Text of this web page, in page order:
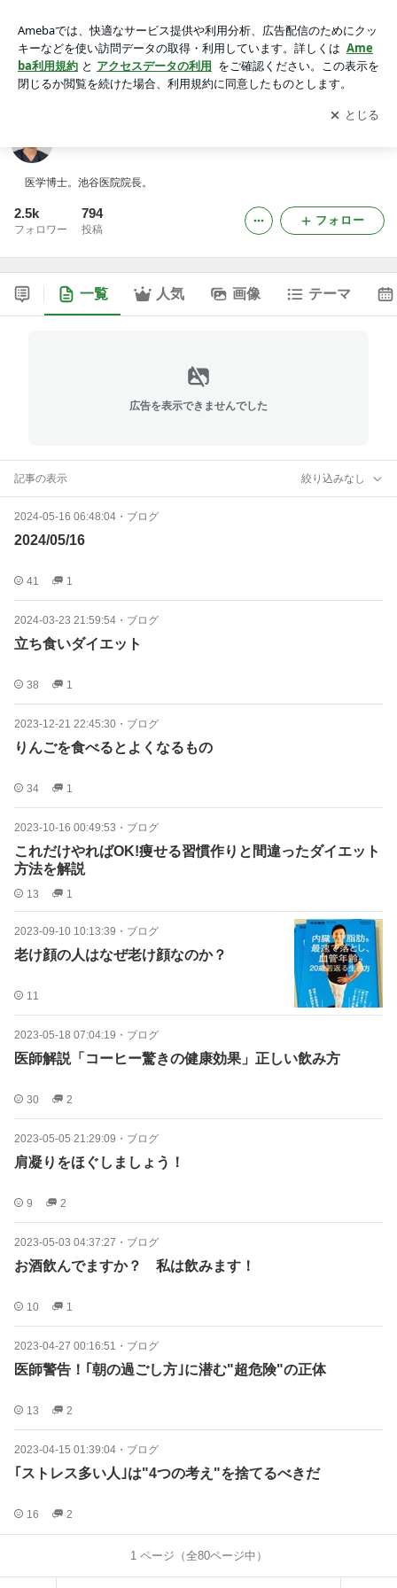
アプリをダウンロードして ブログの更新通知
を受け取りまし
ょう。
開く
医学博士。池谷医院院長。
2.5k
フォロワー
794
投稿
フォロー
一覧 人気 画像 テーマ
広告を表示できませんでした
記事の表示 絞り込みなし
2024-05-16 06:48:04 ・ ブログ
2024/05/16
41 1
2024-03-23 21:59:54 ・ ブログ
立ち食いダイエット
38 1
2023-12-21 22:45:30 ・ ブログ
りんごを食べるとよくなるもの
34 1
2023-10-16 00:49:53 ・ ブログ
これだけやればOK!痩せる習慣作りと間違ったダイエット
方法を解説
13 1
2023-09-10 10:13:39 ・ ブログ
老け顔の人はなぜ老け顔なのか？
11
2023-05-18 07:04:19 ・ ブログ
医師解説「コーヒー驚きの健康効果」正しい飲み方
30 2
2023-05-05 21:29:09 ・ ブログ
肩凝りをほぐしましょう！
9 2
2023-05-03 04:37:27 ・ ブログ
お酒飲んでますか？ 私は飲みます！
10 1
2023-04-27 00:16:51 ・ ブログ
医師警告！｢朝の過ごし方｣に潜む"超危険"の正体
13 2
2023-04-15 01:39:04 ・ ブログ
｢ストレス多い人｣は"4つの考え"を捨てるべきだ
16 2
1ページ（全80ページ中）